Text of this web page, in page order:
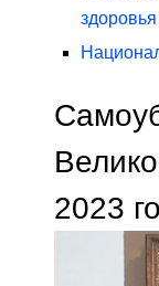
здоровья
2023